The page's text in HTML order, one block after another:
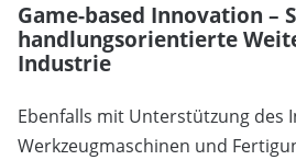
Game-based Innovation –
handlungsorientierte
Industrie
Ebenfalls mit Unterstützung des
Werkzeugmaschinen und